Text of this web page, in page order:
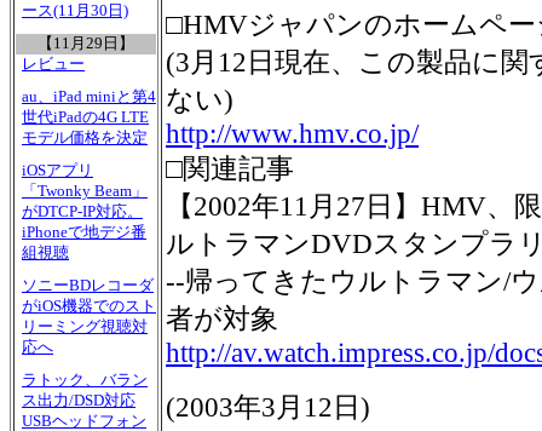
ース(11月30日)
【11月29日】
レビュー
au、iPad miniと第4
世代iPadの4G LTE
モデル価格を決定
iOSアプリ
「Twonky Beam」
がDTCP-IP対応。
iPhoneで地デジ番
組視聴
ソニーBDレコーダ
がiOS機器でのスト
リーミング視聴対
応へ
ラトック、バラン
ス出力/DSD対応
USBヘッドフォン
□HMVジャパンのホームペー
(3月12日現在、この製品に
ない)
http://www.hmv.co.jp/
□関連記事
【2002年11月27日】HMV、
ルトラマンDVDスタンプラ
--帰ってきたウルトラマン/
者が対象
http://av.watch.impress.co.jp/
(2003年3月12日 )